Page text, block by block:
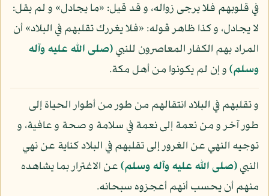
في قلوبهم فلا يرجى زواله، و قد قيل: «ما يجادل» و لم يقل:
لا يجادل، و كذا ظاهر قوله: «فلا يغررك تقلبهم في البلاد» أن
المراد بهم الكفار المعاصرون للنبي(صلى الله عليه وآله
وسلم)و إن لم يكونوا من أهل مكة.
و تقلبهم في البلاد انتقالهم من طور من أطوار الحياة إلى
طور آخر و من نعمة إلى نعمة في سلامة و صحة و عافية، و
توجيه النهي عن الغرور إلى تقلبهم في البلاد كناية عن نهي
النبي(صلى الله عليه وآله وسلم)عن الاغترار بما يشاهده
منهم أن يحسب أنهم أعجزوه سبحانه.